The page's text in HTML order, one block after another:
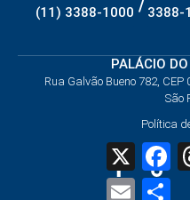
(11) 3388-1000 / 3388-
PALÁCIO
Rua Galvão Bueno 782,
São
Política
X
Email